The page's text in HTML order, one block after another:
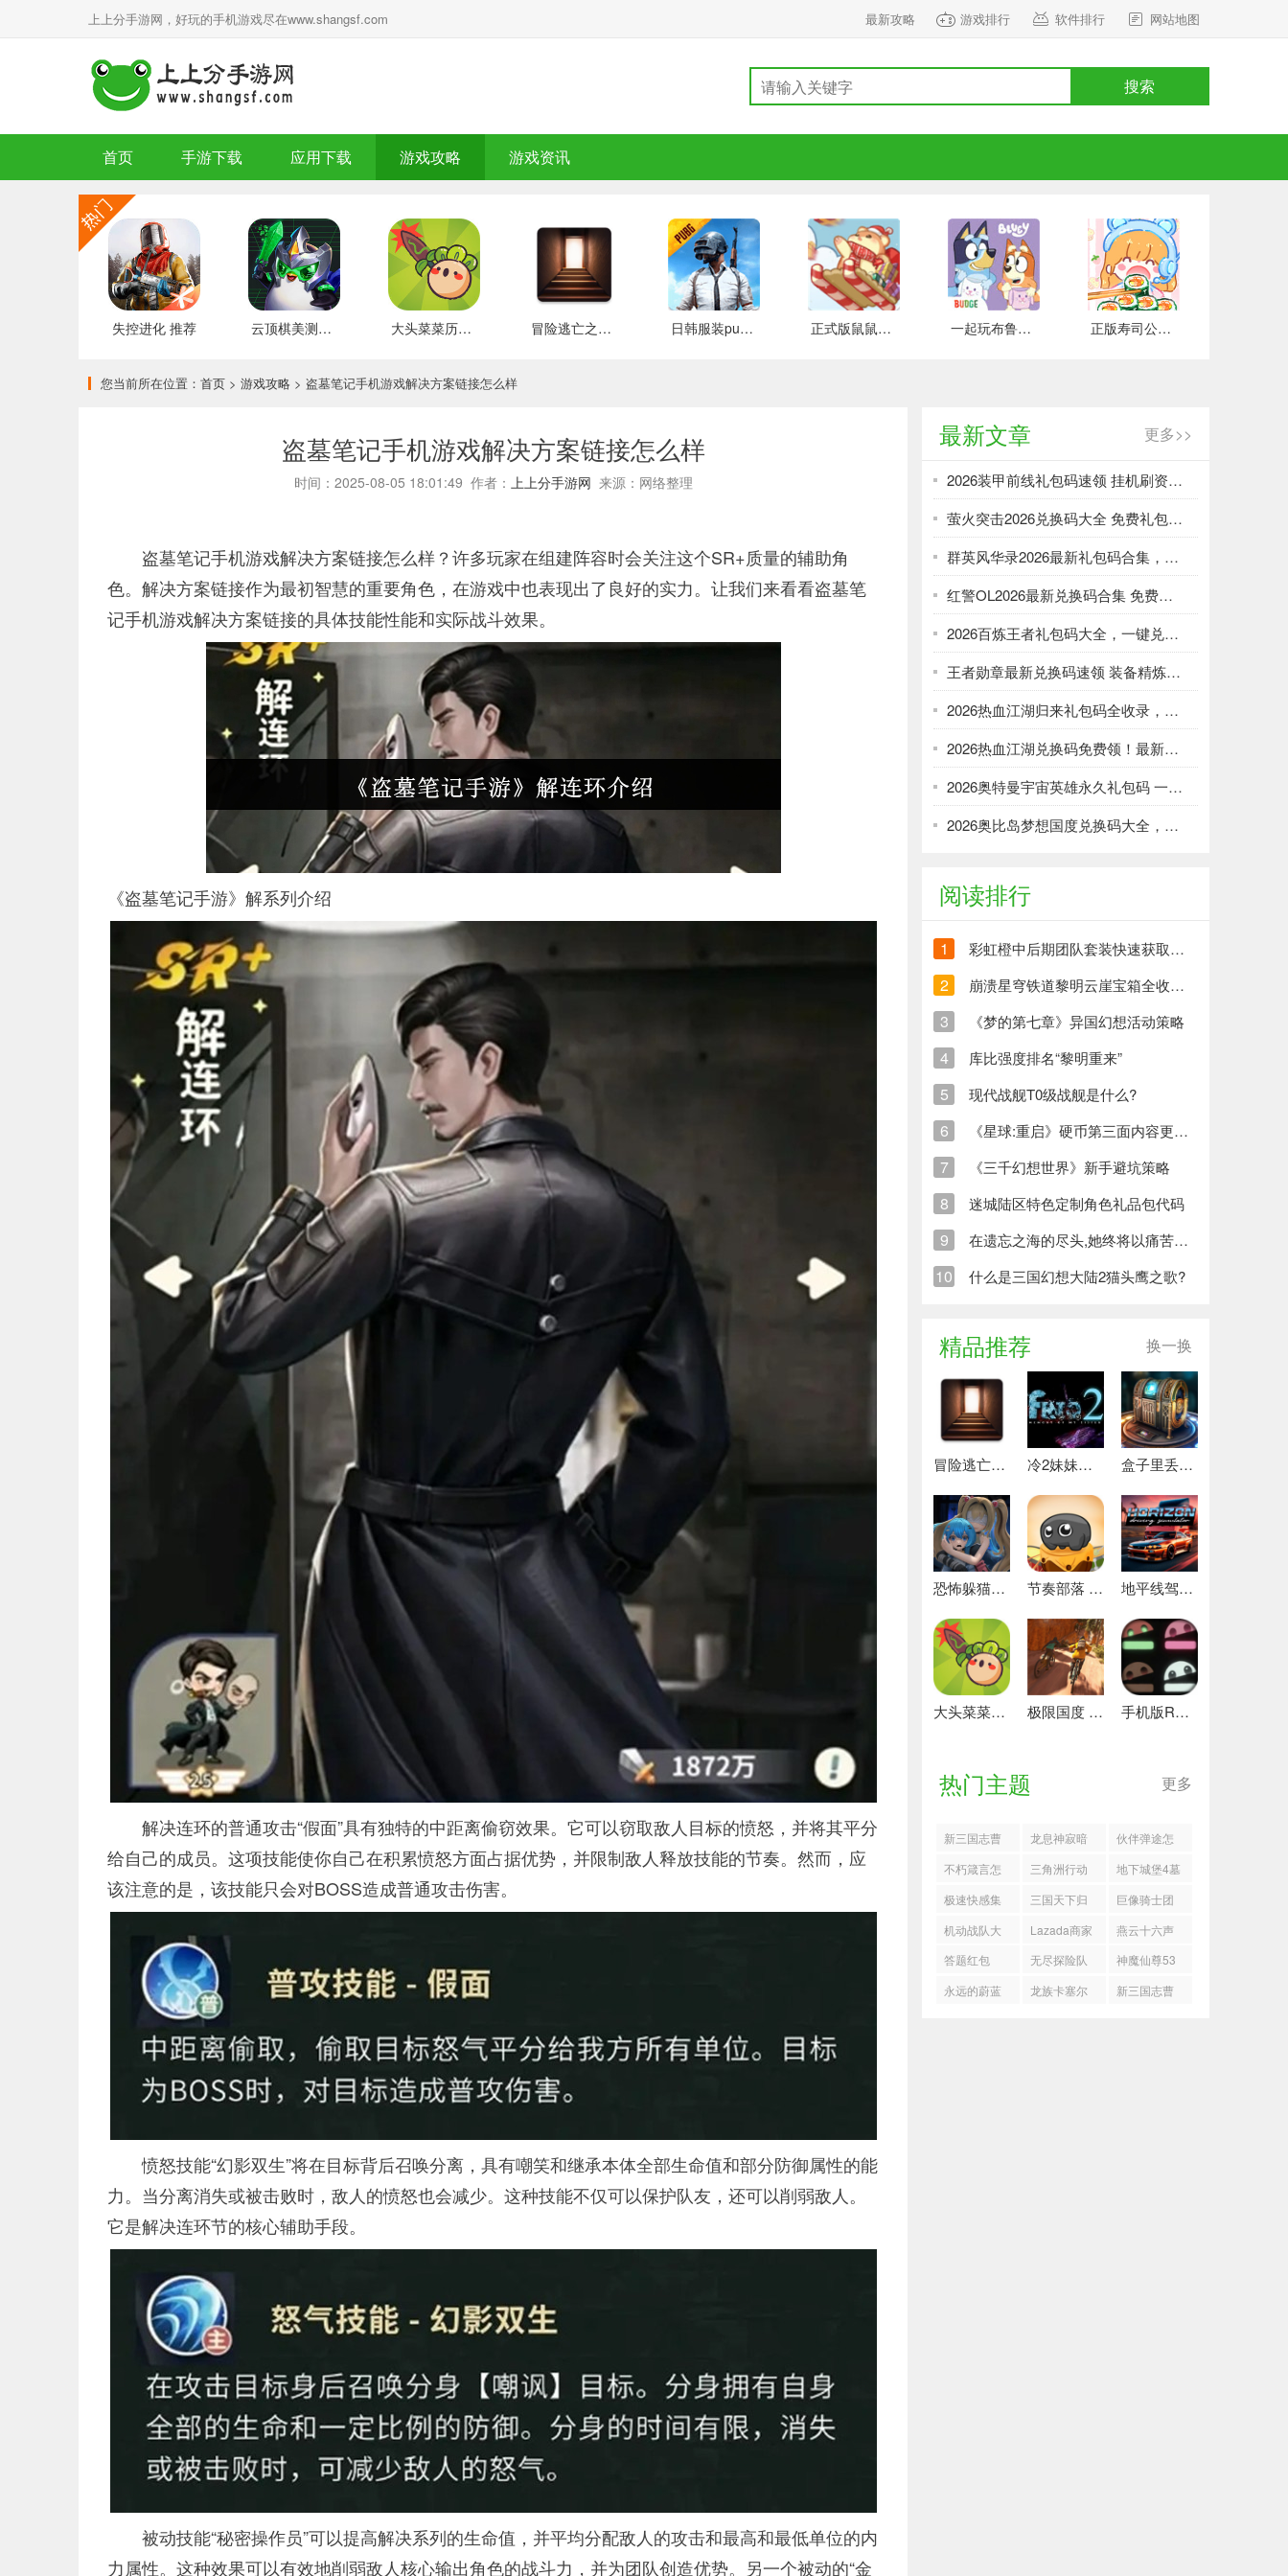
上上分手游网，好玩的手机游戏尽在www.shangsf.com 最新攻略 游戏排行 软件排行 网站地图
搜索
首页 手游下载 应用下载 游戏攻略 游戏资讯
失控进化 推荐 云顶棋美测服 最新版 大头菜菜历险记 好玩的 冒险逃亡之谜 推荐 日韩服装pubg 好玩的 正式版鼠鼠百货物语 安卓版 一起玩布鲁伊吧 手游下载 正版寿司公园 安卓版
您当前所在位置： 首页 > 游戏攻略 > 盗墓笔记手机游戏解决方案链接怎么样
盗墓笔记手机游戏解决方案链接怎么样
时间：2025-08-05 18:01:49 作者： 上上分手游网 来源：网络整理
盗墓笔记手机游戏解决方案链接怎么样？许多玩家在组建阵容时会关注这个SR+质量的辅助角
色。解决方案链接作为最初智慧的重要角色，在游戏中也表现出了良好的实力。让我们来看看盗墓笔
记手机游戏解决方案链接的具体技能性能和实际战斗效果。
《盗墓笔记手游》解系列介绍
解决连环的普通攻击“假面”具有独特的中距离偷窃效果。它可以窃取敌人目标的愤怒，并将其平分
给自己的成员。这项技能使你自己在积累愤怒方面占据优势，并限制敌人释放技能的节奏。然而，应
该注意的是，该技能只会对BOSS造成普通攻击伤害。
愤怒技能“幻影双生”将在目标背后召唤分离，具有嘲笑和继承本体全部生命值和部分防御属性的能
力。当分离消失或被击败时，敌人的愤怒也会减少。这种技能不仅可以保护队友，还可以削弱敌人。
它是解决连环节的核心辅助手段。
被动技能“秘密操作员”可以提高解决系列的生命值，并平均分配敌人的攻击和最高和最低单位的内
力属性。这种效果可以有效地削弱敌人核心输出角色的战斗力，并为团队创造优势。另一个被动的“金
最新文章 更多>>
2026装甲前线礼包码速领 挂机刷资源攻略
萤火突击2026兑换码大全 免费礼包一键领取
群英风华录2026最新礼包码合集，一键领取限时福利
红警OL2026最新兑换码合集 免费礼包一键领取
2026百炼王者礼包码大全，一键兑换加速武将养成
王者勋章最新兑换码速领 装备精炼资源轻松刷
2026热血江湖归来礼包码全收录，强化资源不愁！
2026热血江湖兑换码免费领！最新礼包大全速取
2026奥特曼宇宙英雄永久礼包码 一键领取光暗资源
2026奥比岛梦想国度兑换码大全，免费领服饰家具！
阅读排行
1 彩虹橙中后期团队套装快速获取方法
2 崩溃星穹铁道黎明云崖宝箱全收集策略与崩铁玩家分享
3 《梦的第七章》异国幻想活动策略
4 库比强度排名“黎明重来”
5 现代战舰T0级战舰是什么?
6 《星球:重启》硬币第三面内容更新清单
7 《三千幻想世界》新手避坑策略
8 迷城陆区特色定制角色礼品包代码
9 在遗忘之海的尽头,她终将以痛苦创造新的生命
10 什么是三国幻想大陆2猫头鹰之歌?
精品推荐 换一换
冒险逃亡之谜 推荐 冷2妹妹的记忆 热门下载 盒子里丢失的碎片 安卓下载
恐怖躲猫猫4 最新版 节奏部落 安卓版 地平线驾驶模拟器 最新版
大头菜菜历险记 好玩的 极限国度 最新版 手机版REPO 安卓版
热门主题 更多
新三国志曹
操传无双神
兵速刷攻略
龙息神寂暗
火拉什配队
攻略
伙伴弹途怎
么过35关琉
璃雪山
不朽箴言怎
么过冰霜之
心
三角洲行动
彩蛋房
地下城堡4墓
穴839层阵容
推荐
极速快感集
结台服
三国天下归
心赵云甄姬
队搭配推荐
巨像骑士团
王莽怎么样
机动战队大
作战
Lazada商家
版
燕云十六声
成就攻略
答题红包
无尽探险队
冰太刀流派
神魔仙尊53
关通关攻略
永远的蔚蓝
龙族卡塞尔
新三国志曹